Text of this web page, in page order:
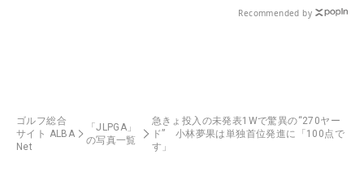
Recommended by
ゴルフ総合
サイト ALBA
Net
「JLPGA」
の写真一覧
急きょ投入の未発表1Wで驚異の“270ヤー
ド” 小林夢果は単独首位発進に「100点で
す」